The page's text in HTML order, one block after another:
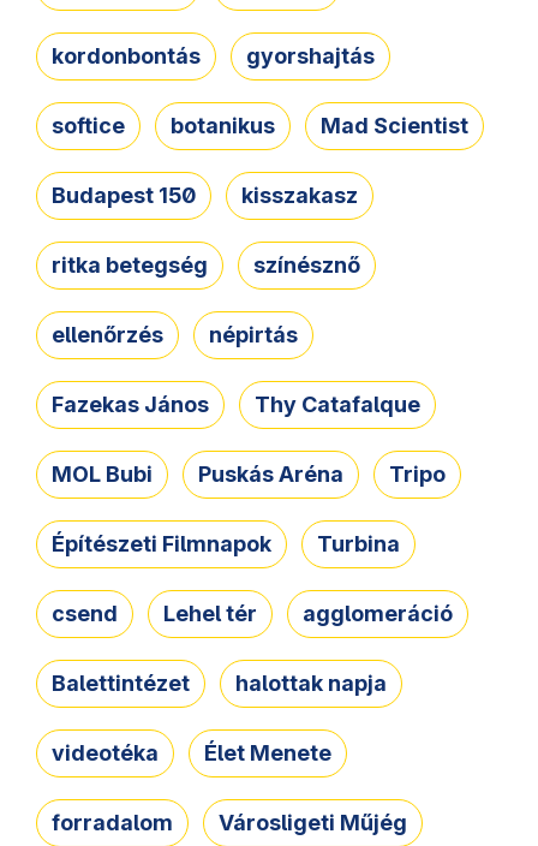
kordonbontás gyorshajtás
softice botanikus Mad Scientist
Budapest 150 kisszakasz
ritka betegség színésznő
ellenőrzés népirtás
Fazekas János Thy Catafalque
MOL Bubi Puskás Aréna Tripo
Építészeti Filmnapok Turbina
csend Lehel tér agglomeráció
Balettintézet halottak napja
videotéka Élet Menete
forradalom Városligeti Műjég